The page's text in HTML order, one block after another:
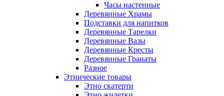
Часы настенные
Деревянные Храмы
Подставки для напитков
Деревянные Тарелки
Деревянные Вазы
Деревянные Кресты
Деревянные Гранаты
Разное
Этнические товары
Этно скатерти